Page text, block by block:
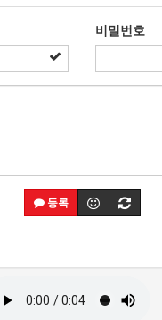
비밀번호
등록